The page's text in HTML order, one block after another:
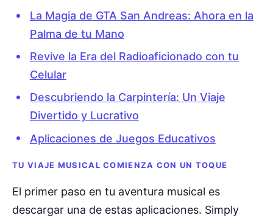
La Magia de GTA San Andreas: Ahora en la
Palma de tu Mano
Revive la Era del Radioaficionado con tu
Celular
Descubriendo la Carpintería: Un Viaje
Divertido y Lucrativo
Aplicaciones de Juegos Educativos
TU VIAJE MUSICAL COMIENZA CON UN TOQUE
El primer paso en tu aventura musical es
descargar una de estas aplicaciones. Simply